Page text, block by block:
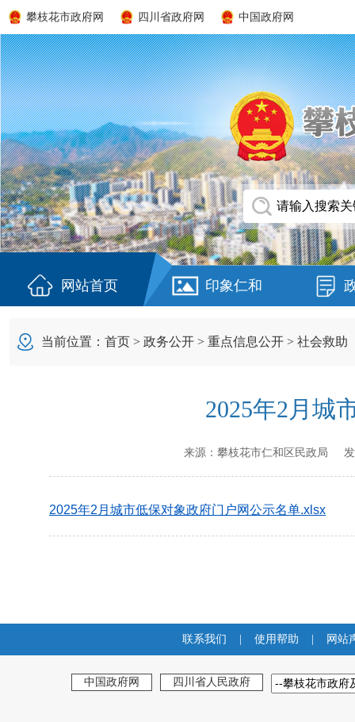
攀枝花市政府网 四川省政府网 中国政府网
网站首页 印象仁和
当前位置： 首页 > 政务公开 > 重点信息公开 > 社会救助
2025年2月城
来源： 攀枝花市仁和区民政局 发
2025年2月城市低保对象政府门户网公示名单.xlsx
联系我们 使用帮助 网站
中国政府网 四川省人民政府